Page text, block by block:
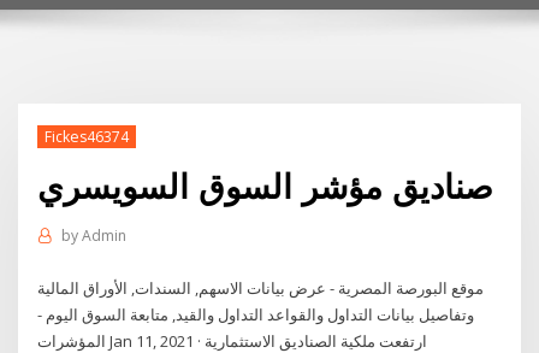
Fickes46374
صناديق مؤشر السوق السويسري
byAdmin
موقع البورصة المصرية - عرض بيانات الاسهم, السندات, الأوراق المالية
وتفاصيل بيانات التداول والقواعد التداول والقيد, متابعة السوق اليوم -
المؤشرات Jan 11, 2021 · ارتفعت ملكية الصناديق الاستثمارية